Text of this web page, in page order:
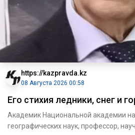
https://kazpravda.kz
08 Августа 2026 00:58
Его стихия ледники, снег и
Академик Национальной академии
географических наук, профессор,